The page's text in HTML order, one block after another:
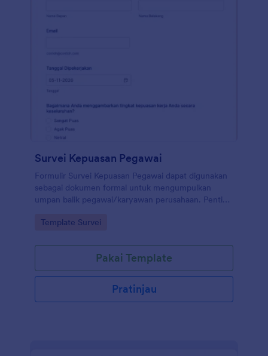
Survei Kepuasan Pegawai
Formulir Survei Kepuasan Pegawai dapat digunakan
sebagai dokumen formal untuk mengumpulkan
umpan balik pegawai/karyawan perusahaan. Penting
pegawai/karyawan karena ini mempengaruhi
karyawan puas dengan posisi dan tanggung
jawabnya saat ini, dia akan berkinerja baik yang
menghasilkan peningkatan produktivitas. Formulir
Survei Kepuasan Pegawai sederhana ini memiliki
bidang formulir yang meminta informasi karyawan,
Go to Category:
Template Survei
Pakai Template
Pratinjau